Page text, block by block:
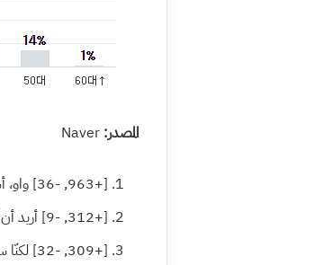
المصدر: Naver
[+963, -36] واو، أساطير
[+312, -9] أريد أن أسمعهن يغنين Blue Rain مجددا
[+309, -32] لكنّا سنتمكن من رؤية لم شمل SES لو أن Shoo لم تفسد الأمر